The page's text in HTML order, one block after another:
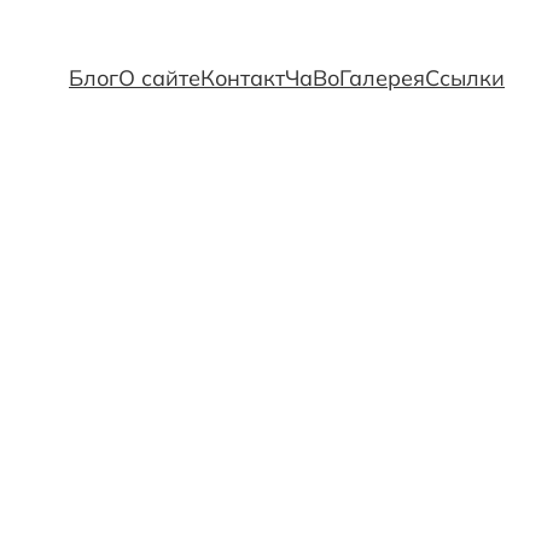
БлогО сайтеКонтактЧаВоГалереяСсылки